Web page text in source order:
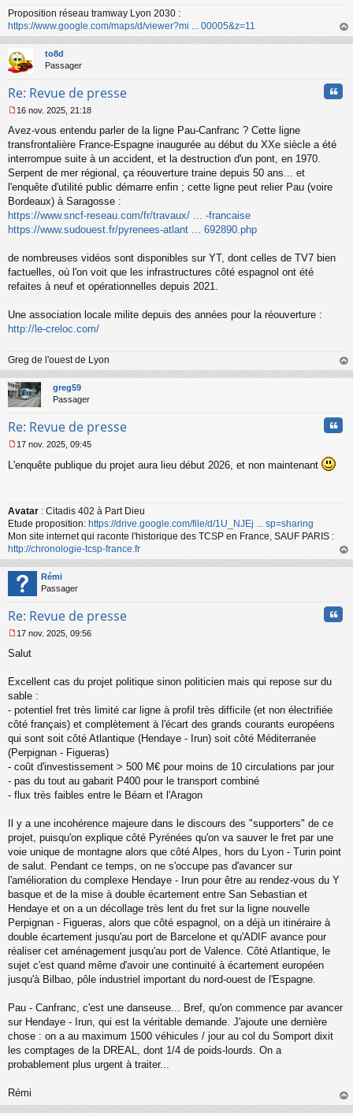
n
o
n
l
u
Proposition réseau tramway Lyon 2030 :
https://www.google.com/maps/d/viewer?mi ... 00005&z=11
au
to8d
Passager
Re: Revue de presse
e
s
s
g
e
n
o
n
16 nov. 2025, 21:18
Avez-vous entendu parler de la ligne Pau-Canfranc ? Cette ligne
transfrontalière France-Espagne inaugurée au début du XXe siècle a été
interrompue suite à un accident, et la destruction d'un pont, en 1970.
Serpent de mer régional, ça réouverture traine depuis 50 ans... et
l'enquête d'utilité public démarre enfin ; cette ligne peut relier Pau (voire
Bordeaux) à Saragosse :
https://www.sncf-reseau.com/fr/travaux/ ... -francaise
https://www.sudouest.fr/pyrenees-atlant ... 692890.php
de nombreuses vidéos sont disponibles sur YT, dont celles de TV7 bien
factuelles, où l'on voit que les infrastructures côté espagnol ont été
refaites à neuf et opérationnelles depuis 2021.
Une association locale milite depuis des années pour la réouverture :
http://le-creloc.com/
Greg de l'ouest de Lyon
au
greg59
Passager
Re: Revue de presse
e
g
e
n
o
n
l
u
17 nov. 2025, 09:45
L'enquête publique du projet aura lieu début 2026, et non maintenant
Avatar : Citadis 402 à Part Dieu
Etude proposition: https://drive.google.com/file/d/1U_NJEj ... sp=sharing
Mon site internet qui raconte l'historique des TCSP en France, SAUF PARIS :
http://chronologie-tcsp-france.fr
au
Rémi
Passager
Re: Revue de presse
e
g
e
n
o
n
u
17 nov. 2025, 09:56
Salut
Excellent cas du projet politique sinon politicien mais qui repose sur du
sable :
- potentiel fret très limité car ligne à profil très difficile (et non électrifiée
côté français) et complètement à l'écart des grands courants européens
qui sont soit côté Atlantique (Hendaye - Irun) soit côté Méditerranée
(Perpignan - Figueras)
- coût d'investissement > 500 M€ pour moins de 10 circulations par jour
- pas du tout au gabarit P400 pour le transport combiné
- flux très faibles entre le Béarn et l'Aragon
Il y a une incohérence majeure dans le discours des "supporters" de ce
projet, puisqu'on explique côté Pyrénées qu'on va sauver le fret par une
voie unique de montagne alors que côté Alpes, hors du Lyon - Turin point
de salut. Pendant ce temps, on ne s'occupe pas d'avancer sur
l'amélioration du complexe Hendaye - Irun pour être au rendez-vous du Y
basque et de la mise à double écartement entre San Sebastian et
Hendaye et on a un décollage très lent du fret sur la ligne nouvelle
Perpignan - Figueras, alors que côté espagnol, on a déjà un itinéraire à
double écartement jusqu'au port de Barcelone et qu'ADIF avance pour
réaliser cet aménagement jusqu'au port de Valence. Côté Atlantique, le
sujet c'est quand même d'avoir une continuité à écartement européen
jusqu'à Bilbao, pôle industriel important du nord-ouest de l'Espagne.
Pau - Canfranc, c'est une danseuse... Bref, qu'on commence par avancer
sur Hendaye - Irun, qui est la véritable demande. J'ajoute une dernière
chose : on a au maximum 1500 véhicules / jour au col du Somport dixit
les comptages de la DREAL, dont 1/4 de poids-lourds. On a
probablement plus urgent à traiter...
Rémi
au